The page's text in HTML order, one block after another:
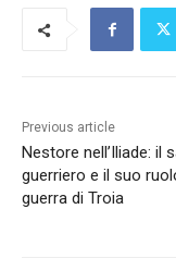
Previous article
Nestore nell’Iliade: il
guerriero e il suo
guerra di Troia